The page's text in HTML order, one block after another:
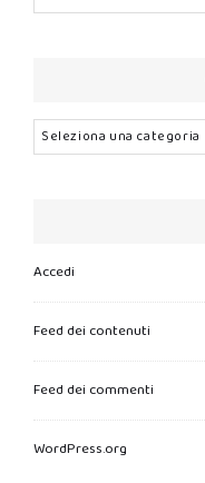
Categorie
Accedi
Feed dei contenuti
Feed dei commenti
WordPress.org